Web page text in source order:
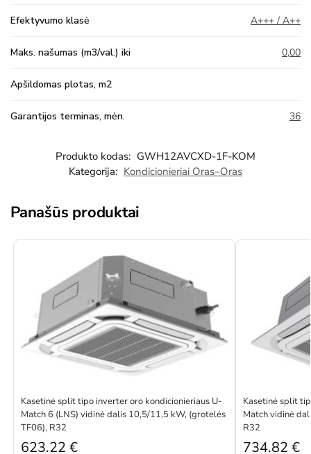
Efektyvumo klasė A+++ / A++
Maks. našumas (m3/val.) iki 0,00
Apšildomas plotas, m2
Garantijos terminas, mėn. 36
Produkto kodas: GWH12AVCXD-1F-KOM
Kategorija: Kondicionieriai Oras–Oras
Panašūs produktai
Kasetinė split tipo inverter oro kondicionieriaus U-
Match 6 (LNS) vidinė dalis 10,5/11,5 kW, (grotelės
TF06), R32
623.22 €
Kasetinė split
Match vidinė
R32
734.82 €